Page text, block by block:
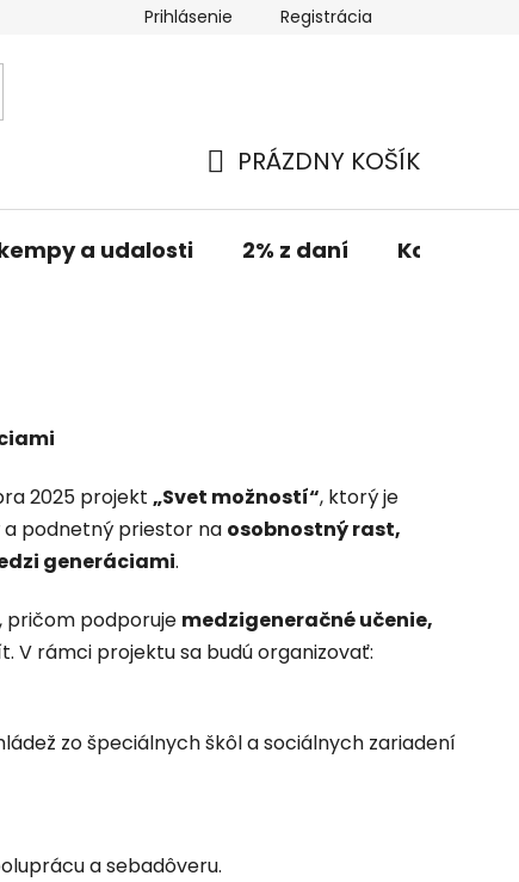
Prihlásenie Registrácia
KOŠÍK
PRÁZDNY KOŠÍK
a udalosti 2% z daní Kontakt
2025 projekt „Svet možností“, ktorý je
podnetný priestor na osobnostný rast,
generáciami.
pričom podporuje medzigeneračné učenie,
rámci projektu sa budú organizovať:
zo špeciálnych škôl a sociálnych zariadení
a sebadôveru.